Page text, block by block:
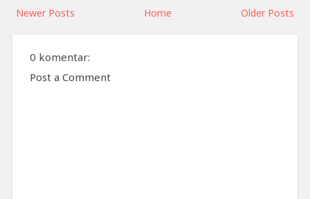
Newer Posts Older Posts
Home
0 komentar:
Post a Comment